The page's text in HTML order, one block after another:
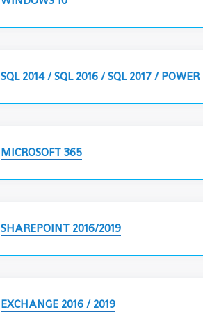
SQL 2014 / SQL 2016 / SQL 2017 / POWER
MICROSOFT 365
SHAREPOINT 2016/2019
EXCHANGE 2016 / 2019